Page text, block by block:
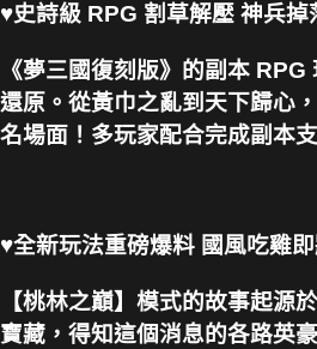
♥史詩級 RPG 割草解壓 神兵掉
《夢三國復刻版》的副本
還原。從黃巾之亂到天下歸心
名場面！多玩家配合完成副本
♥全新玩法重磅爆料 國風吃雞
【桃林之巔】模式的故事起源
寶藏，得知這個消息的各路英